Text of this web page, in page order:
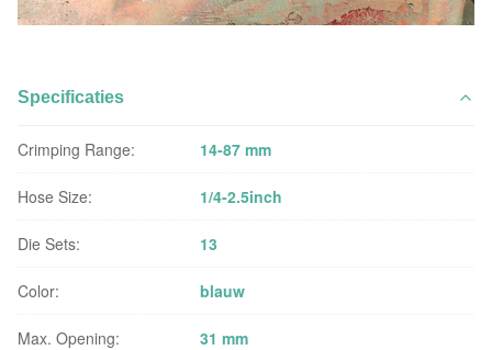
Specificaties
Crimping Range: 14-87 mm
Hose Size: 1/4-2.5inch
Die Sets: 13
Color: blauw
Max. Opening: 31 mm